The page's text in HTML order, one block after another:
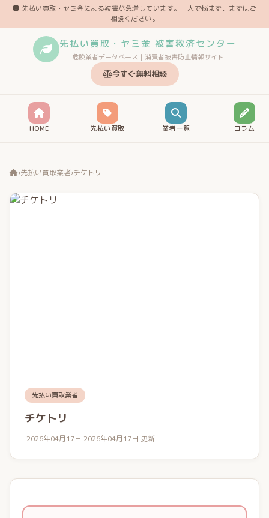
先払い買取・ヤミ金による被害が急増しています。一人で悩まず、まずはご
相談ください。
先払い買取・ヤミ金 被害救済センター
危険業者データベース｜消費者被害防止情報サイト
今すぐ無料相談
HOME 先払い買取 業者一覧 コラム
›先払い買取業者›チケトリ
先払い買取業者
チケトリ
2026年04月17日 2026年04月17日 更新